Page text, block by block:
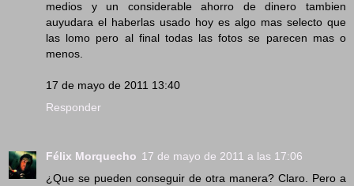
medios y un considerable ahorro de dinero tambien
auyudara el haberlas usado hoy es algo mas selecto que
las lomo pero al final todas las fotos se parecen mas o
menos.
17 de mayo de 2011 13:40
Responder
Félix Morquecho 17 de mayo de 2011 a las 17:06
¿Que se pueden conseguir de otra manera? Claro. Pero a